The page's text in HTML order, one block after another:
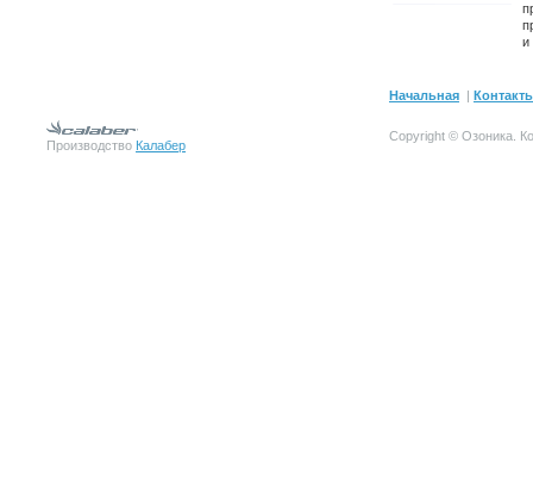
и
Начальная |
Производство Калабер
Copyright © Озоника.